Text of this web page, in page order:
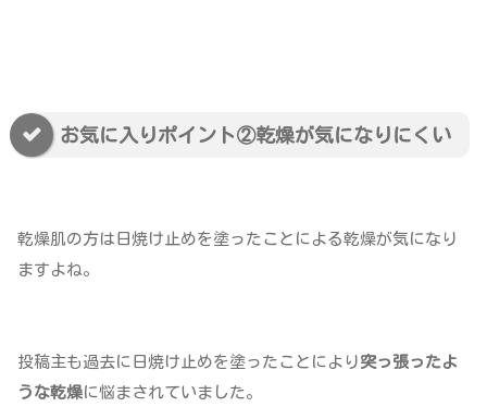
お気に入りポイント②乾燥が気になりにくい
乾燥肌の方は日焼け止めを塗ったことによる乾燥が気になり
ますよね。
投稿主も過去に日焼け止めを塗ったことにより 突っ張ったよ
うな乾燥に悩まされていました。